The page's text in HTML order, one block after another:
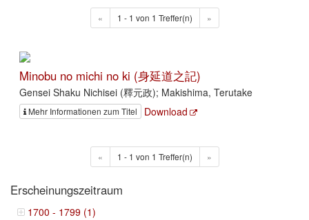
« 1 - 1 von 1 Treffer(n) »
Minobu no michi no ki (身延道之記)
Gensei Shaku Nichisei (釋元政); Makishima, Terutake
Mehr Informationen zum Titel Download
« 1 - 1 von 1 Treffer(n) »
Erscheinungszeitraum
1700 - 1799 (1)